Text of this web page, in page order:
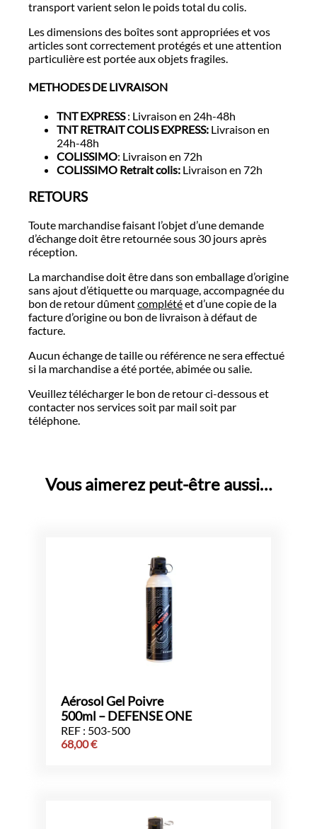
transport varient selon le poids total du colis.
Les dimensions des boîtes sont appropriées et vos
articles sont correctement protégés et une attention
particulière est portée aux objets fragiles.
METHODES DE LIVRAISON
TNT EXPRESS: Livraison en 24h-48h
TNT RETRAIT COLIS EXPRESS: Livraison en
24h-48h
COLISSIMO: Livraison en 72h
COLISSIMO Retrait colis: Livraison en 72h
RETOURS
Toute marchandise faisant l’objet d’une demande
d’échange doit être retournée sous 30 jours après
réception.
La marchandise doit être dans son emballage d’origine
sans ajout d’étiquette ou marquage, accompagnée du
bon de retour dûmentcomplétéet d’une copie de la
facture d’origine ou bon de livraison à défaut de
facture.
Aucun échange de taille ou référence ne sera effectué
si la marchandise a été portée, abimée ou salie.
Veuillez télécharger le bon de retour ci-dessous et
contacter nos services soit par mail soit par
téléphone.
Vous aimerez peut-être aussi…
Aérosol Gel Poivre
500ml – DEFENSE ONE
REF : 503-500
68,00€